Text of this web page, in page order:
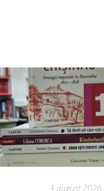
3 august 2026